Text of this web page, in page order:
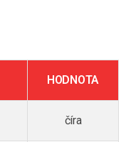
HODNOTA
číra